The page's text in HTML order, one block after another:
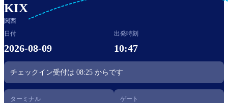
KIX
関西
日付
2026-08-09
出発時刻
10:47
チェックイン受付は 08:25 からです​
ターミナル ゲート